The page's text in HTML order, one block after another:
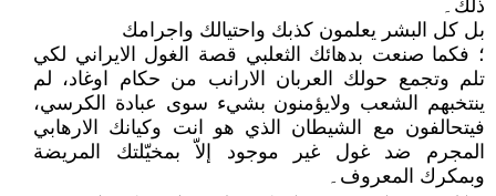
ذلك۔
بل كل البشر يعلمون كذبك واحتيالك واجرامك
؛ فكما صنعت بدهائك الثعلبي قصة الغول الايراني لكي
تلم وتجمع حولك العربان الارانب من حكام اوغاد، لم
ينتخبهم الشعب ولايؤمنون بشيء سوى عبادة الكرسي،
فيتحالفون مع الشيطان الذي هو انت وكيانك الارهابي
المجرم ضد غول غير موجود إلاّ بمخيّلتك المريضة
وبمكرك المعروف۔